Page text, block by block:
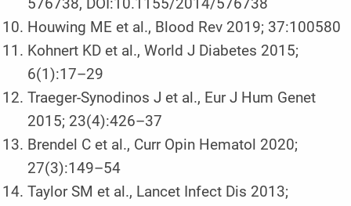
576738, DOI:10.1155/2014/576738
Houwing ME et al., Blood Rev 2019; 37:100580
Kohnert KD et al., World J Diabetes 2015;
6(1):17–29
Traeger-Synodinos J et al., Eur J Hum Genet
2015; 23(4):426–37
Brendel C et al., Curr Opin Hematol 2020;
27(3):149–54
Taylor SM et al., Lancet Infect Dis 2013;